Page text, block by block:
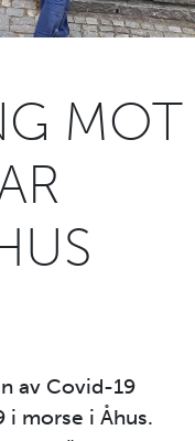
MOT
av Covid-19
i morse i Åhus.